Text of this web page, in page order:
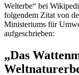
Welterbe“ bei
folgendem Zitat von
Ministeriums für
aufgeschrieben:
„Das